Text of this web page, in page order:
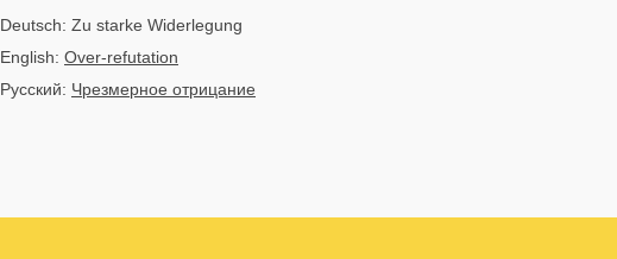
Deutsch: Zu starke Widerlegung
English: Over-refutation
Русский: Чрезмерное отрицание